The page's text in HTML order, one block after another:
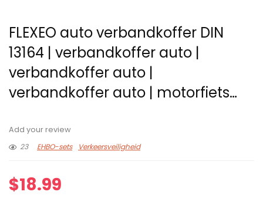
FLEXEO auto verbandkoffer DIN
13164 | verbandkoffer auto |
verbandkoffer auto |
verbandkoffer auto | motorfiets…
Add your review
23
EHBO-sets Verkeersveiligheid
$18.99